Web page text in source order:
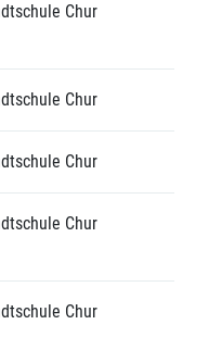
Chur
Chur
Chur
Chur
Chur